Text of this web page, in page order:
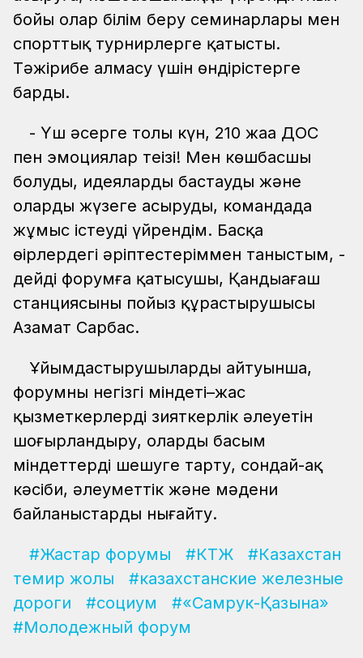
бойы олар білім беру семинарлары мен
спорттық турнирлерге қатысты.
Тәжірибе алмасу үшін өндірістерге
барды.
- Үш әсерге толы күн, 210 жаңа ДОС
пен эмоциялар теңізі! Мен көшбасшы
болуды, идеяларды бастауды және
оларды жүзеге асыруды, командада
жұмыс істеуді үйрендім. Басқа
өңірлердегі әріптестеріммен таныстым, -
дейді форумға қатысушы, Қандыағаш
станциясының пойыз құрастырушысы
Азамат Сарбас.
Ұйымдастырушылардың айтуынша,
форумның негізгі міндеті–жас
қызметкерлердің зияткерлік әлеуетін
шоғырландыру, оларды басым
міндеттерді шешуге тарту, сондай-ақ
кәсіби, әлеуметтік және мәдени
байланыстарды нығайту.
#Жастар форумы #КТЖ
#Казахстан
темир жолы
#казахстанские железные
дороги
#социум
#«Самрук-Қазына»
#Молодежный форум